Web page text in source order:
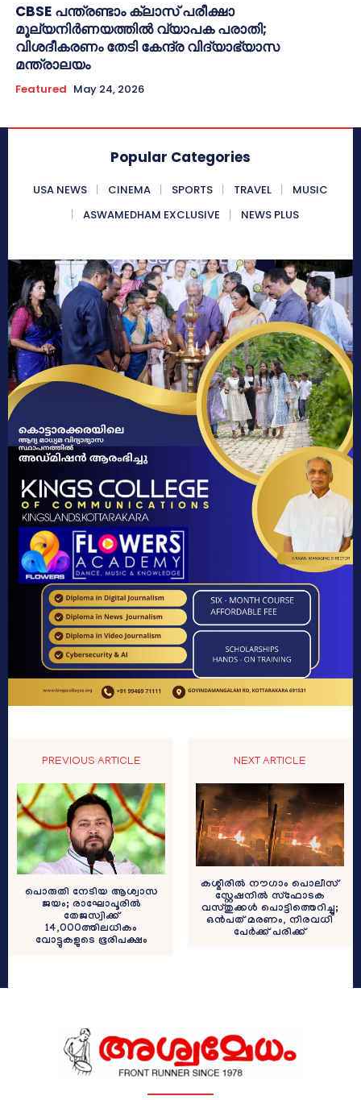
CBSE പന്ത്രണ്ടാം ക്ലാസ് പരീക്ഷാ
മൂല്യനിർണയത്തിൽ വ്യാപക പരാതി;
വിശദീകരണം തേടി കേന്ദ്ര വിദ്യാഭ്യാസ
മന്ത്രാലയം
Featured May 24, 2026
Popular Categories
USA NEWS CINEMA SPORTS TRAVEL
MUSIC
ASWAMEDHAM EXCLUSIVE
NEWS PLUS
PREVIOUS ARTICLE
പൊരുതി നേടിയ ആശ്വാസ
ജയം; രാഘോപൂരിൽ
തേജസ്വിക്ക്
14,000ത്തിലധികം
വോട്ടുകളുടെ ഭൂരിപക്ഷം
NEXT ARTICLE
കശ്മീരിൽ നൗഗാം പൊലീസ്
സ്റ്റേഷനിൽ സ്ഫോടക
വസ്തുക്കൾ പൊട്ടിത്തെറിച്ചു;
ഒൻപത് മരണം, നിരവധി
പേർക്ക് പരിക്ക്